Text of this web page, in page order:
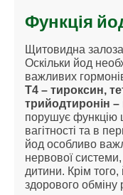
Функція
Щитовидна
Оскільки йод
важливих
Т4 – тироксин,
трийодтиронін
порушує функцію
вагітності та в
йод особливо
нервової
дитини. Крім
здорового обміну